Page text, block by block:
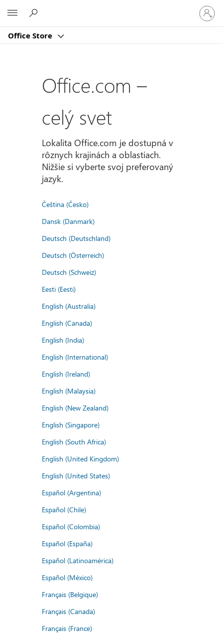
Office Store
sa
k
kontu
Office.com –
celý svet
Lokalita Office.com je dostupná v
rôznych krajinách a oblastiach.
Nižšie si vyberte svoj preferovaný
jazyk.
Čeština (Česko)
Dansk (Danmark)
Deutsch (Deutschland)
Deutsch (Österreich)
Deutsch (Schweiz)
Eesti (Eesti)
English (Australia)
English (Canada)
English (India)
English (International)
English (Ireland)
English (Malaysia)
English (New Zealand)
English (Singapore)
English (South Africa)
English (United Kingdom)
English (United States)
Español (Argentina)
Español (Chile)
Español (Colombia)
Español (España)
Español (Latinoamérica)
Español (México)
Français (Belgique)
Français (Canada)
Français (France)